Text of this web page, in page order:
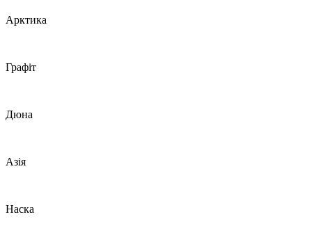
Арктика
Графіт
Дюна
Азія
Наска